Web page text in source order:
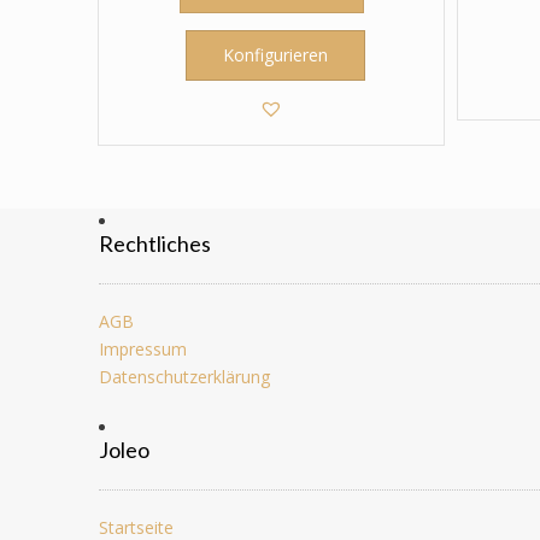
Konfigurieren
Rechtliches
AGB
Impressum
Datenschutzerklärung
Joleo
Startseite